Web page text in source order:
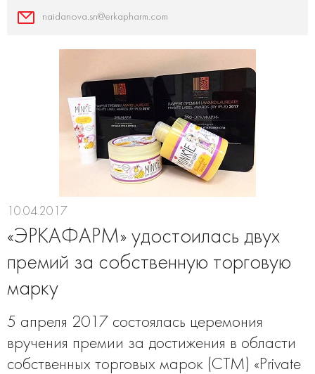
naidanova.sn@erkapharm.com
10.04.2017
«ЭРКАФАРМ» удостоилась двух
премий за собственную торговую
марку
5 апреля 2017 состоялась церемония
вручения премии за достижения в области
собственных торговых марок (СТМ) «Private